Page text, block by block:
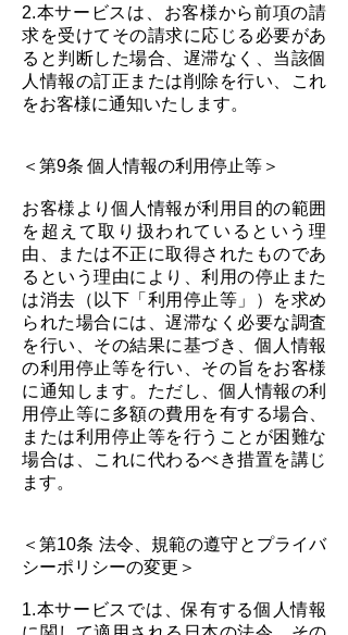
2.本サービスは、お客様から前項の請
求を受けてその請求に応じる必要があ
ると判断した場合、遅滞なく、当該個
人情報の訂正または削除を行い、これ
をお客様に通知いたします。
＜第9条 個人情報の利用停止等＞
お客様より個人情報が利用目的の範囲
を超えて取り扱われているという理
由、または不正に取得されたものであ
るという理由により、利用の停止また
は消去（以下「利用停止等」）を求め
られた場合には、遅滞なく必要な調査
を行い、その結果に基づき、個人情報
の利用停止等を行い、その旨をお客様
に通知します。ただし、個人情報の利
用停止等に多額の費用を有する場合、
または利用停止等を行うことが困難な
場合は、これに代わるべき措置を講じ
ます。
＜第10条 法令、規範の遵守とプライバ
シーポリシーの変更＞
1.本サービスでは、保有する個人情報